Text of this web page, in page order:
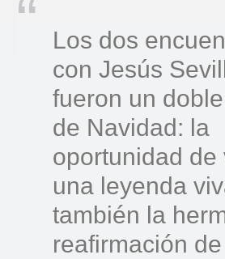
Los dos
con Jesús
fueron un
de Navidad: la
oportunidad de
una leyenda
también la
reafirmación